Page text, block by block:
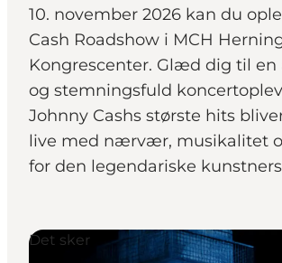
Planlæg ferien
10. november 2026 kan du
Cash Roadshow i MCH
Kongrescenter. Glæd dig til
og stemningsfuld
Johnny Cashs største hits
live med nærvær, musikalitet
for den legendariske
Det sker